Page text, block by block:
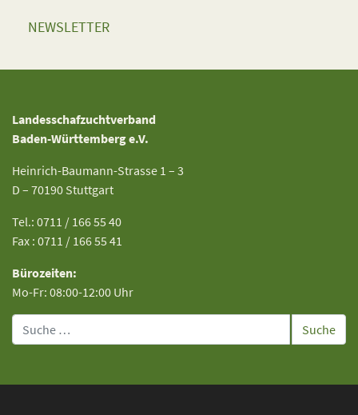
NEWSLETTER
Landesschafzuchtverband
Baden-Württemberg e.V.
Heinrich-Baumann-Strasse 1 – 3
D – 70190 Stuttgart
Tel.: 0711 / 166 55 40
Fax : 0711 / 166 55 41
Bürozeiten:
Mo-Fr: 08:00-12:00 Uhr
Suche